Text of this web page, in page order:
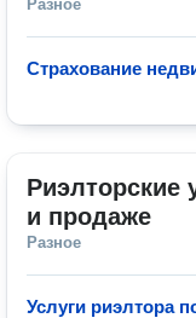
Разное
Страхование
Риэлторские
и продаже
Разное
Услуги риэлтора